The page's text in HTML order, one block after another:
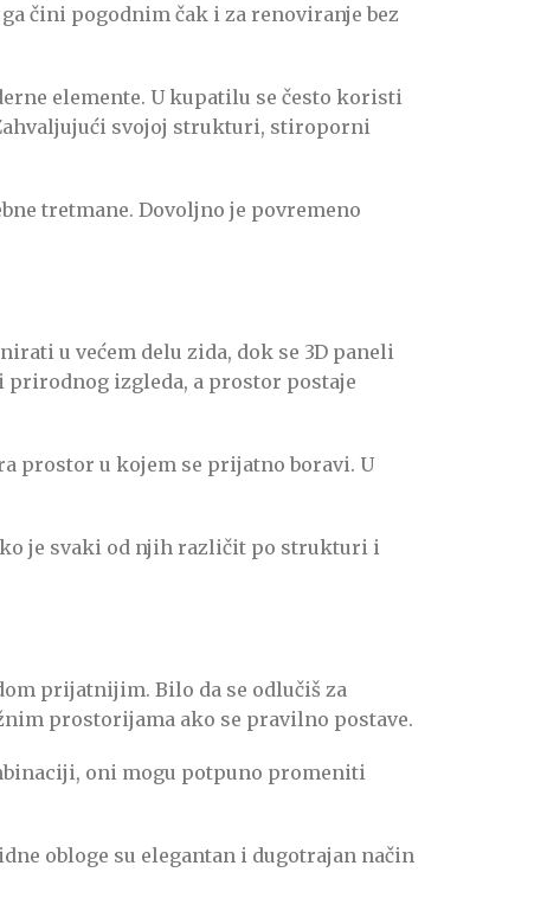
čini pogodnim čak i za renoviranje bez
elemente. U kupatilu se često koristi
svojoj strukturi, stiroporni
tretmane. Dovoljno je povremeno
u većem delu zida, dok se 3D paneli
izgleda, a prostor postaje
prostor u kojem se prijatno boravi. U
je svaki od njih različit po strukturi i
prijatnijim. Bilo da se odlučiš za
prostorijama ako se pravilno postave.
oni mogu potpuno promeniti
obloge su elegantan i dugotrajan način